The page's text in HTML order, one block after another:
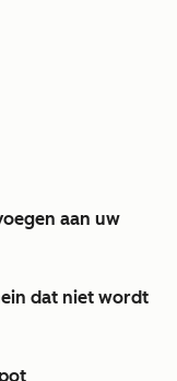
aan uw
dat niet wordt